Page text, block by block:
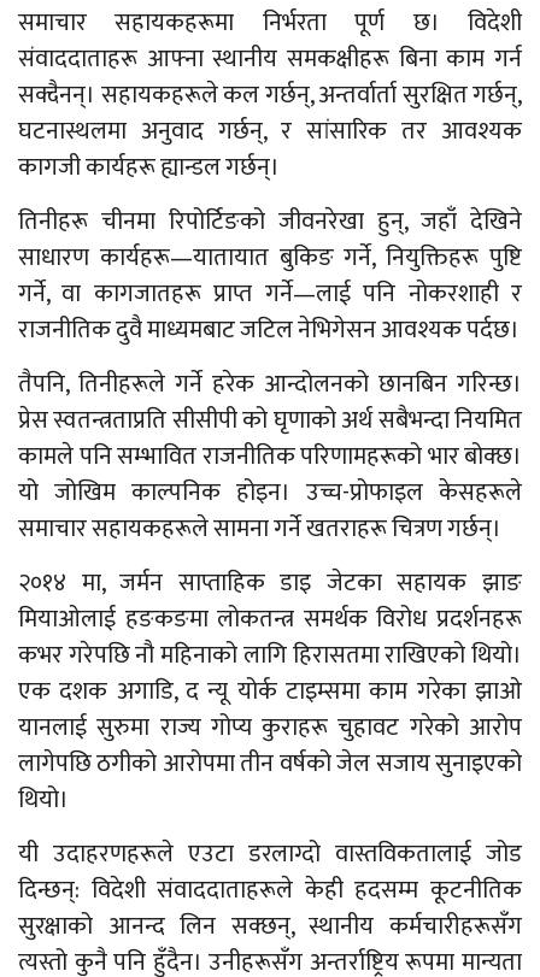
समाचार सहायकहरूमा निर्भरता पूर्ण छ। विदेशी
संवाददाताहरू आफ्ना स्थानीय समकक्षीहरू बिना काम गर्न
सक्दैनन्। सहायकहरूले कल गर्छन्, अन्तर्वार्ता सुरक्षित गर्छन्,
घटनास्थलमा अनुवाद गर्छन्, र सांसारिक तर आवश्यक
कागजी कार्यहरू ह्यान्डल गर्छन्।
तिनीहरू चीनमा रिपोर्टिङको जीवनरेखा हुन्, जहाँ देखिने
साधारण कार्यहरू—यातायात बुकिङ गर्ने, नियुक्तिहरू पुष्टि
गर्ने, वा कागजातहरू प्राप्त गर्ने—लाई पनि नोकरशाही र
राजनीतिक दुवै माध्यमबाट जटिल नेभिगेसन आवश्यक पर्दछ।
तैपनि, तिनीहरूले गर्ने हरेक आन्दोलनको छानबिन गरिन्छ।
प्रेस स्वतन्त्रताप्रति सीसीपी को घृणाको अर्थ सबैभन्दा नियमित
कामले पनि सम्भावित राजनीतिक परिणामहरूको भार बोक्छ।
यो जोखिम काल्पनिक होइन। उच्च-प्रोफाइल केसहरूले
समाचार सहायकहरूले सामना गर्ने खतराहरू चित्रण गर्छन्।
२०१४ मा, जर्मन साप्ताहिक डाइ जेटका सहायक झाङ
मियाओलाई हङकङमा लोकतन्त्र समर्थक विरोध प्रदर्शनहरू
कभर गरेपछि नौ महिनाको लागि हिरासतमा राखिएको थियो।
एक दशक अगाडि, द न्यू योर्क टाइम्समा काम गरेका झाओ
यानलाई सुरुमा राज्य गोप्य कुराहरू चुहावट गरेको आरोप
लागेपछि ठगीको आरोपमा तीन वर्षको जेल सजाय सुनाइएको
थियो।
यी उदाहरणहरूले एउटा डरलाग्दो वास्तविकतालाई जोड
दिन्छन्: विदेशी संवाददाताहरूले केही हदसम्म कूटनीतिक
सुरक्षाको आनन्द लिन सक्छन्, स्थानीय कर्मचारीहरूसँग
त्यस्तो कुनै पनि हुँदैन। उनीहरूसँग अन्तर्राष्ट्रिय रूपमा मान्यता